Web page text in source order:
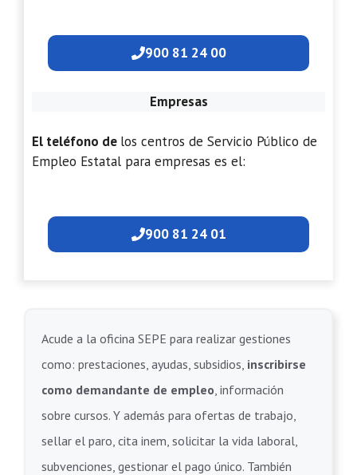
900 81 24 00
Empresas
El teléfono de los centros de Servicio Público de
Empleo Estatal para empresas es el:
900 81 24 01
Acude a la oficina SEPE para realizar gestiones
como: prestaciones, ayudas, subsidios, inscribirse
como demandante de empleo, información
sobre cursos. Y además para ofertas de trabajo,
sellar el paro, cita inem, solicitar la vida laboral,
subvenciones, gestionar el pago único. También